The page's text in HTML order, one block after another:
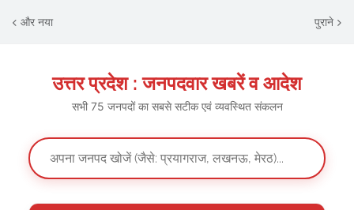
और नया पुराने
उत्तर प्रदेश : जनपदवार खबरें व आदेश
सभी 75 जनपदों का सबसे सटीक एवं व्यवस्थित संकलन